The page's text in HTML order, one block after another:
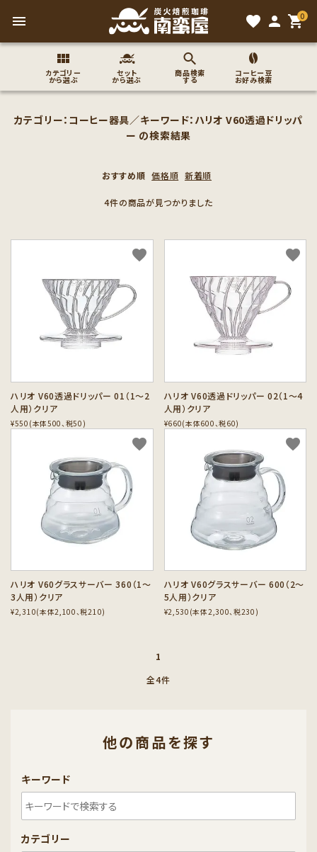
menu favorite person 0
shopping_cart
カテゴリー
から選ぶ
セット
から選ぶ
商品検索
する
コーヒー豆
お好み検索
search
コーヒー豆お好み検索
カテゴリーから探す
ご利用ガイド
カテゴリー：コーヒー器具／キーワード：ハリオ V60透過ドリッパ
ー の検索結果
おすすめ順 価格順 新着順
4件の商品が見つかりました
ハリオ V60透過ドリッパー 01（1～2
人用）クリア
¥550(本体500、税50)
favorite
ハリオ V60透過ドリッパー 02（1～4
人用）クリア
¥660(本体600、税60)
favorite
ハリオ V60グラスサーバー 360（1～
3人用）クリア
¥2,310(本体2,100、税210)
favorite
ハリオ V60グラスサーバー 600（2～
5人用）クリア
¥2,530(本体2,300、税230)
favorite
1
全4件
他の商品を探す
キーワード
カテゴリー